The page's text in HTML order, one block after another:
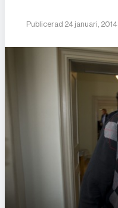
Publicerad 24 januari, 2014